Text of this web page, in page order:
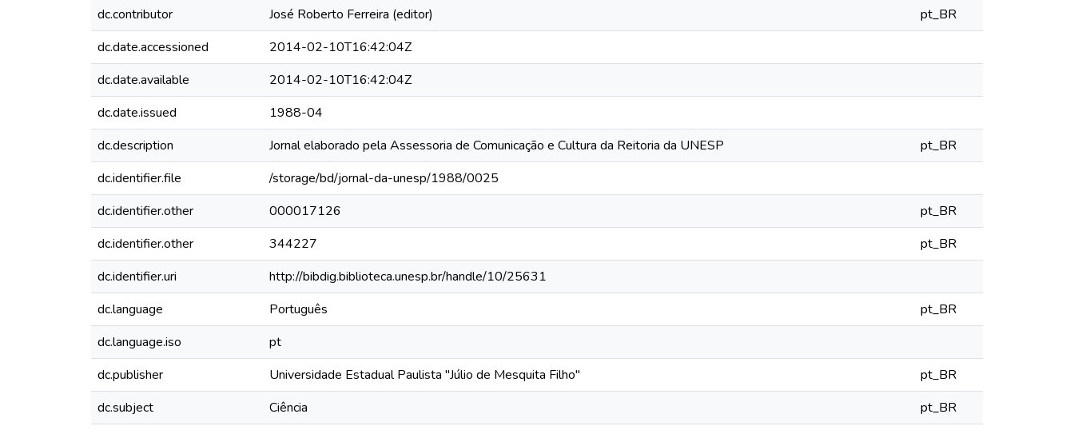
dc.contributor José Roberto Ferreira (editor)
pt_BR
dc.date.accessioned
2014-02-10T16:42:04Z
dc.date.available
2014-02-10T16:42:04Z
dc.date.issued
1988-04
dc.description
Jornal elaborado pela Assessoria de Comunicação e Cultura da Reitoria da UNESP
pt_BR
dc.identifier.file
/storage/bd/jornal-da-unesp/1988/0025
dc.identifier.other
000017126
pt_BR
dc.identifier.other
344227
pt_BR
dc.identifier.uri
http://bibdig.biblioteca.unesp.br/handle/10/25631
dc.language
Português
pt_BR
dc.language.iso
pt
dc.publisher
Universidade Estadual Paulista "Júlio de Mesquita Filho"
pt_BR
dc.subject
Ciência
pt_BR